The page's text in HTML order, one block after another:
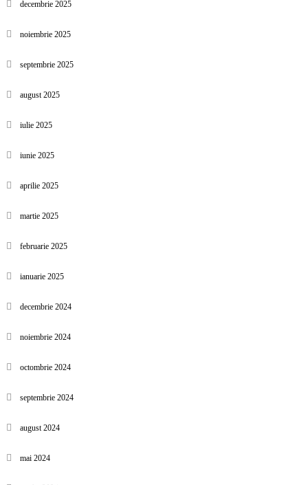
decembrie 2025
noiembrie 2025
septembrie 2025
august 2025
iulie 2025
iunie 2025
aprilie 2025
martie 2025
februarie 2025
ianuarie 2025
decembrie 2024
noiembrie 2024
octombrie 2024
septembrie 2024
august 2024
mai 2024